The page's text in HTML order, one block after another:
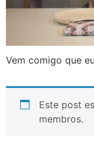
Vem comigo que
Este post
membros.